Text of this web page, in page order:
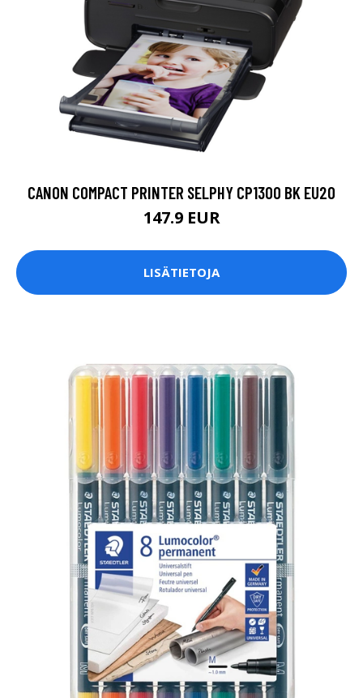
CANON COMPACT PRINTER SELPHY CP1300 BK EU20
147.9 EUR
LISÄTIETOJA